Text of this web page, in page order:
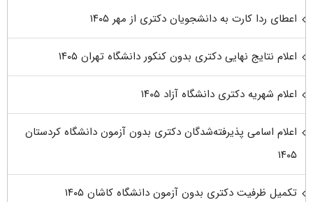
اعطای ردا کارت به دانشجویان دکتری از مهر ۱۴۰۵
اعلام نتایج نهایی دکتری بدون کنکور دانشگاه تهران ۱۴۰۵
اعلام شهریه دکتری دانشگاه آزاد ۱۴۰۵
اعلام اسامی پذیرفته‌شدگان دکتری بدون آزمون دانشگاه کردستان
۱۴۰۵
تکمیل ظرفیت دکتری بدون آزمون دانشگاه کاشان ۱۴۰۵